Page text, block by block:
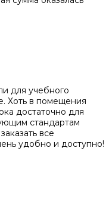
для учебного
Хоть в помещения
достаточно для
стандартам
все
удобно и доступно!